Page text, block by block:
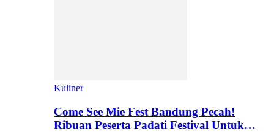
Kuliner
Come See Mie Fest Bandung Pecah!
Ribuan Peserta Padati Festival Untuk…